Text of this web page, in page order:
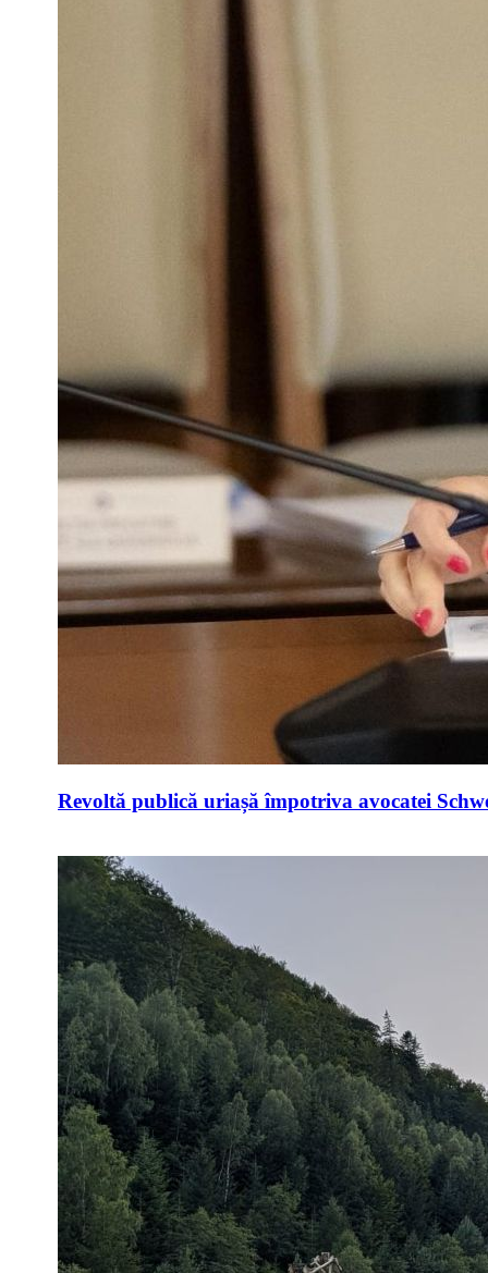
Revoltă publică uriașă împotriva avocatei